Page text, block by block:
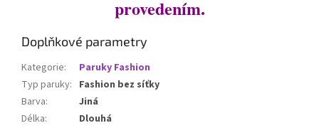
provedením.
Doplňkové parametry
Kategorie:
Paruky Fashion
Typ paruky: Fashion bez síťky
Barva:
Jiná
Délka:
Dlouhá